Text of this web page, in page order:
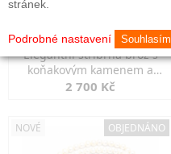
Elegantní stříbrná brož s
koňakovým kamenem a
markazity
2 700 Kč
NOVÉ OBJEDNÁNO
stránek.
Podrobné nastavení Souhlasím